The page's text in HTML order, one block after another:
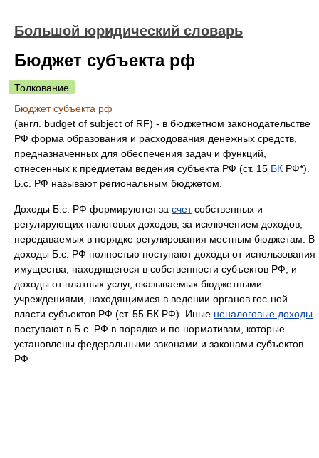
Большой юридический словарь
Бюджет субъекта рф
Толкование
Бюджет субъекта рф
(англ. budget of subject of RF) - в бюджетном законодательстве
РФ форма образования и расходования денежных средств,
предназначенных для обеспечения задач и функций,
отнесенных к предметам ведения субъекта РФ (ст. 15 БК РФ*).
Б.с. РФ называют региональным бюджетом.
Доходы Б.с. РФ формируются за счетсобственных и
регулирующих налоговых доходов, за исключением доходов,
передаваемых в порядке регулирования местным бюджетам. В
доходы Б.с. РФ полностью поступают доходы от использования
имущества, находящегося в собственности субъектов РФ, и
доходы от платных услуг, оказываемых бюджетными
учреждениями, находящимися в ведении органов гос-ной
власти субъектов РФ (ст. 55 БК РФ). Иные неналоговые доходы
поступают в Б.с. РФ в порядке и по нормативам, которые
установлены федеральными законами и законами субъектов
РФ.